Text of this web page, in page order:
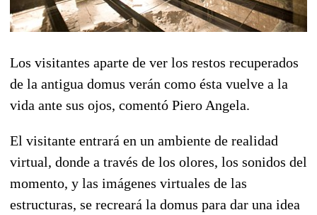
Los visitantes aparte de ver los restos recuperados
de la antigua domus verán como ésta vuelve a la
vida ante sus ojos, comentó Piero Angela.
El visitante entrará en un ambiente de realidad
virtual, donde a través de los olores, los sonidos del
momento, y las imágenes virtuales de las
estructuras, se recreará la domus para dar una idea